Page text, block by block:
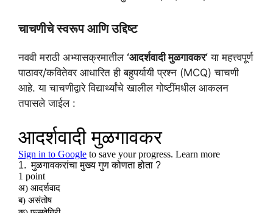
चाचणीचे स्वरूप आणि उद्दिष्ट
नववी मराठी अभ्यासक्रमातील ‘आदर्शवादीमुळगावकर‘ या महत्त्वपूर्ण
पाठावर/कवितेवर आधारित ही बहुपर्यायी प्रश्न (MCQ) चाचणी
आहे. या चाचणीद्वारे विद्यार्थ्यांचे खालील गोष्टींमधील आकलन
तपासले जाईल :